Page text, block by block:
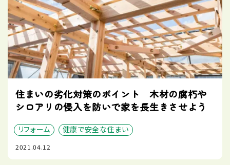
住まいの劣化対策のポイント 木材の腐朽や
シロアリの侵入を防いで家を長生きさせよう
リフォーム 健康で安全な住まい
2021.04.12